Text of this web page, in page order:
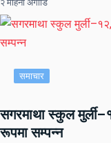
२ महिना अगाडि
समाचार
सगरमाथा स्कुल
रूपमा सम्पन्न